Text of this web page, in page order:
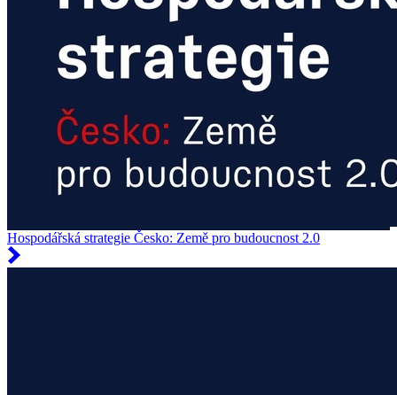
Hospodářská strategie Česko: Země pro budoucnost 2.0